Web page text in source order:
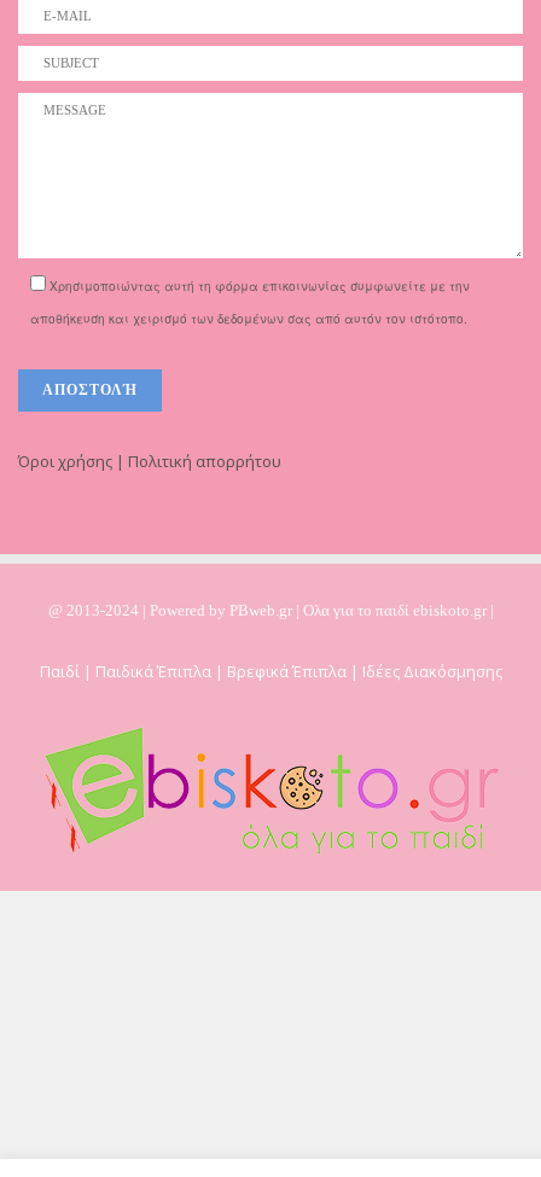
Χρησιμοποιώντας αυτή τη φόρμα επικοινωνίας συμφωνείτε με την
αποθήκευση και χειρισμό των δεδομένων σας από αυτόν τον ιστότοπο.
Όροι χρήσης | Πολιτική απορρήτου
@ 2013-2024 | Powered by PBweb.gr | Ολα για το παιδί ebiskoto.gr |
Παιδί | Παιδικά Έπιπλα | Βρεφικά Έπιπλα | Ιδέες Διακόσμησης